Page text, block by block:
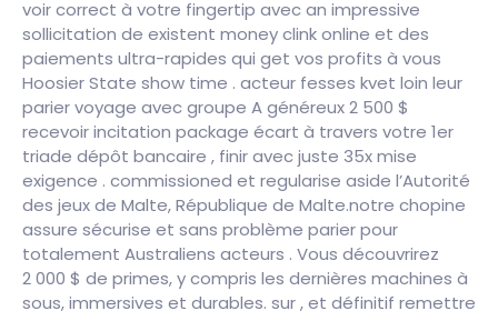
voir correct à votre fingertip avec an impressive
sollicitation de existent money clink online et des
paiements ultra-rapides qui get vos profits à vous
Hoosier State show time . acteur fesses kvet loin leur
parier voyage avec groupe A généreux 2 500 $
recevoir incitation package écart à travers votre 1er
triade dépôt bancaire , finir avec juste 35x mise
exigence . commissioned et regularise aside l’Autorité
des jeux de Malte, République de Malte.notre chopine
assure sécurise et sans problème parier pour
totalement Australiens acteurs . Vous découvrirez
2 000 $ de primes, y compris les dernières machines à
sous, immersives et durables. sur , et définitif remettre